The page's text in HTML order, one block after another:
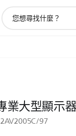
業大型顯示器
97